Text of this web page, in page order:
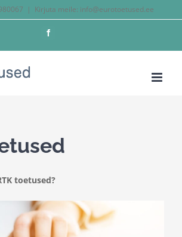
| Kirjuta meile: info@eurotoetused.ee
Facebook
toetused?